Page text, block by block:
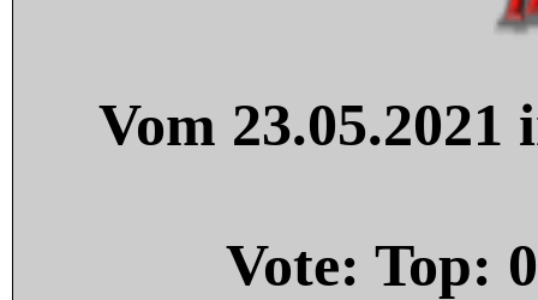
Vom
Vote: Top: 0